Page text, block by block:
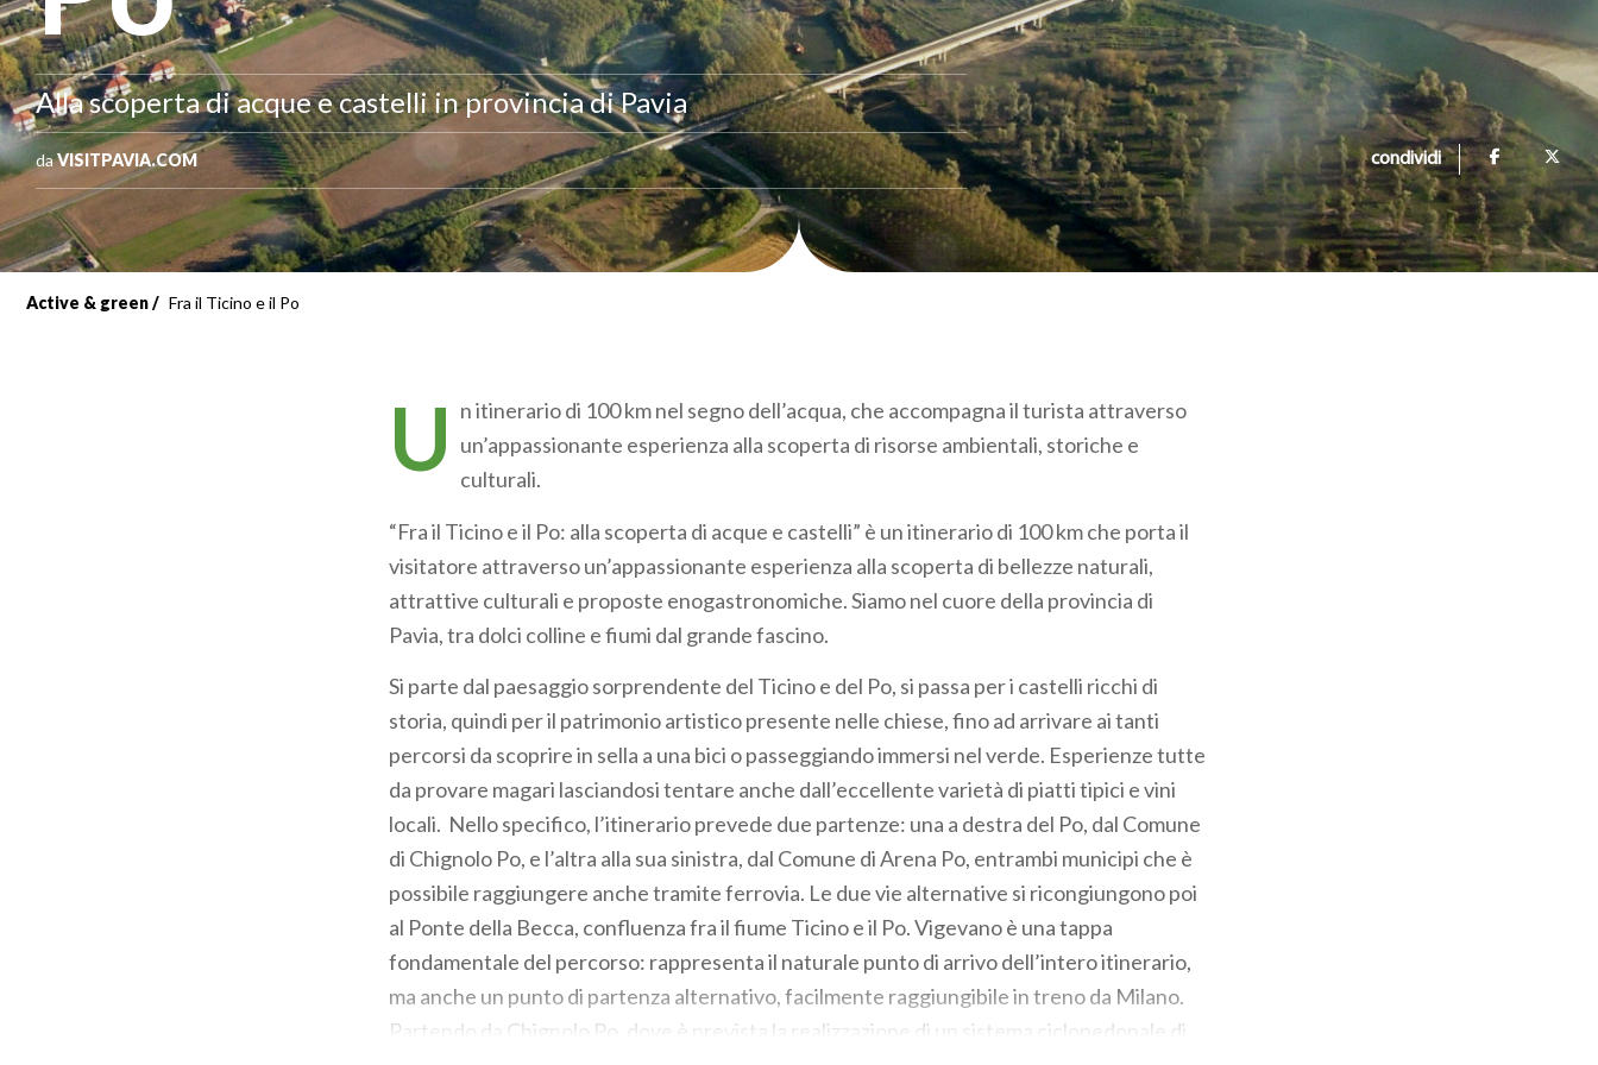
Alla scoperta di acque e castelli in provincia di Pavia
daVISITPAVIA.COM condividi
Active & green Fra il Ticino e il Po
U n itinerario di 100 km nel segno dell’acqua, che accompagna il turista attraverso
un’appassionante esperienza alla scoperta di risorse ambientali, storiche e
culturali.
“Fra il Ticino e il Po: alla scoperta di acque e castelli” è un itinerario di 100 km che porta il
visitatore attraverso un’appassionante esperienza alla scoperta di bellezze naturali,
attrattive culturali e proposte enogastronomiche. Siamo nel cuore della provincia di
Pavia, tra dolci colline e fiumi dal grande fascino.
Si parte dal paesaggio sorprendente del Ticino e del Po, si passa per i castelli ricchi di
storia, quindi per il patrimonio artistico presente nelle chiese, fino ad arrivare ai tanti
percorsi da scoprire in sella a una bici o passeggiando immersi nel verde. Esperienze tutte
da provare magari lasciandosi tentare anche dall’eccellente varietà di piatti tipici e vini
locali. Nello specifico, l’itinerario prevede due partenze: una a destra del Po, dal Comune
di Chignolo Po, e l’altra alla sua sinistra, dal Comune di Arena Po, entrambi municipi che è
possibile raggiungere anche tramite ferrovia. Le due vie alternative si ricongiungono poi
al Ponte della Becca, confluenza fra il fiume Ticino e il Po. Vigevano è una tappa
fondamentale del percorso: rappresenta il naturale punto di arrivo dell’intero itinerario,
ma anche un punto di partenza alternativo, facilmente raggiungibile in treno da Milano.
Partendo da Chignolo Po, dove è prevista la realizzazione di un sistema ciclopedonale di